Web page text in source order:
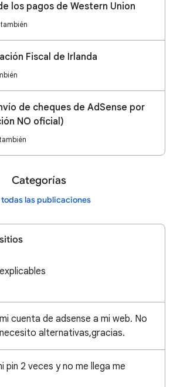
los pagos de Western Union
Fiscal de Irlanda
de cheques de AdSense por
NO oficial)
Categorías
todas las publicaciones
cuenta de adsense a mi web. No
alternativas,gracias.
pin 2 veces y no me llega me